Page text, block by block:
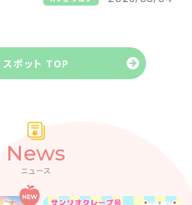
スポット TOP
News
ニュース